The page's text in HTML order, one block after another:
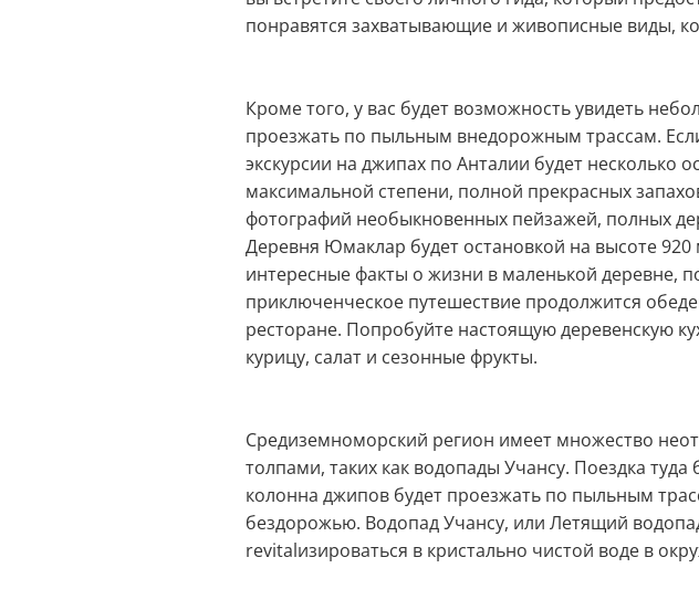
понравятся захватывающие и живописные виды,
Кроме того, у вас будет возможность увидеть
проезжать по пыльным внедорожным трассам.
экскурсии на джипах по Анталии будет несколько
максимальной степени, полной прекрасных
фотографий необыкновенных пейзажей, полных
Деревня Юмаклар будет остановкой на высоте
интересные факты о жизни в маленькой деревне,
приключенческое путешествие продолжится
ресторане. Попробуйте настоящую деревенскую
курицу, салат и сезонные фрукты.
Средиземноморский регион имеет множество
толпами, таких как водопады Учансу. Поездка
колонна джипов будет проезжать по пыльным
бездорожью. Водопад Учансу, или Летящий
revitalизироваться в кристально чистой воде в